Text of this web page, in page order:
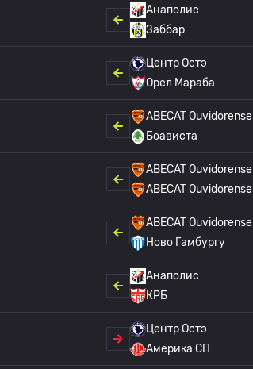
Анаполис
Заббар
Центр Остэ
Орел Мараба
ABECAT Ouvidorense
Боависта
ABECAT Ouvidorense
ABECAT Ouvidorense
ABECAT Ouvidorense
Ново Гамбургу
Анаполис
КРБ
Центр Остэ
Америка СП